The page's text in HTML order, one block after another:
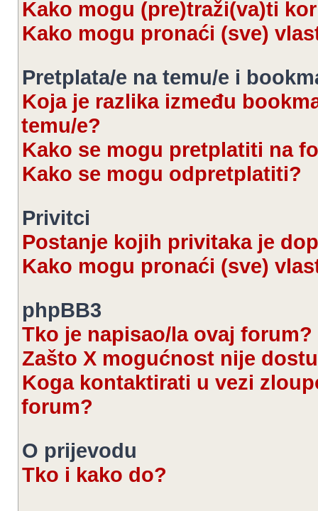
Kako mogu (pre)traži(va)ti
Kako mogu pronaći (sve)
Pretplata/e na temu/e i
Koja je razlika između
temu/e?
Kako se mogu pretplatiti na
Kako se mogu odpretplatiti?
Privitci
Postanje kojih privitaka je
Kako mogu pronaći (sve)
phpBB3
Tko je napisao/la ovaj forum?
Zašto X mogućnost nije
Koga kontaktirati u vezi
forum?
O prijevodu
Tko i kako do?